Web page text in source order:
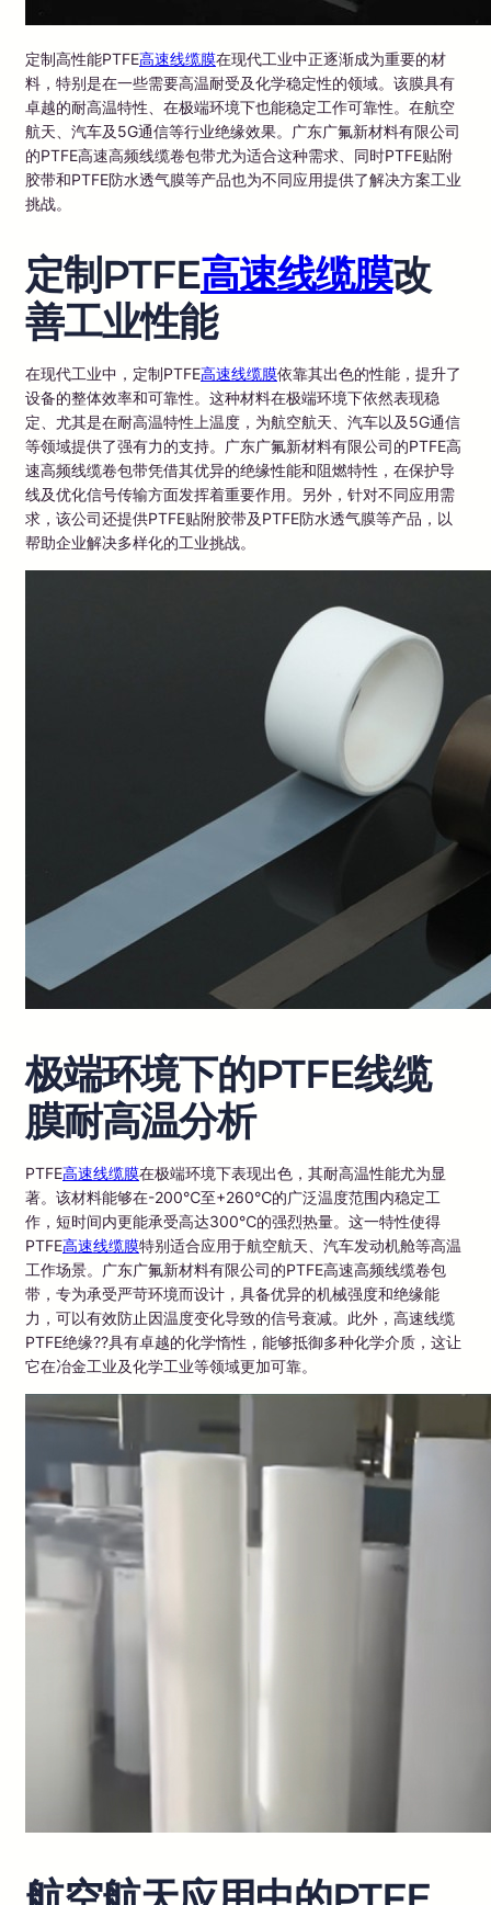
定制高性能PTFE高速线缆膜在现代工业中正逐渐成为重要的材
料，特别是在一些需要高温耐受及化学稳定性的领域。该膜具有
卓越的耐高温特性、在极端环境下也能稳定工作可靠性。在航空
航天、汽车及5G通信等行业绝缘效果。广东广氟新材料有限公司
的PTFE高速高频线缆卷包带尤为适合这种需求、同时PTFE贴附
胶带和PTFE防水透气膜等产品也为不同应用提供了解决方案工业
挑战。
定制PTFE高速线缆膜改
善工业性能
在现代工业中，定制PTFE高速线缆膜依靠其出色的性能，提升了
设备的整体效率和可靠性。这种材料在极端环境下依然表现稳
定、尤其是在耐高温特性上温度，为航空航天、汽车以及5G通信
等领域提供了强有力的支持。广东广氟新材料有限公司的PTFE高
速高频线缆卷包带凭借其优异的绝缘性能和阻燃特性，在保护导
线及优化信号传输方面发挥着重要作用。另外，针对不同应用需
求，该公司还提供PTFE贴附胶带及PTFE防水透气膜等产品，以
帮助企业解决多样化的工业挑战。
极端环境下的PTFE线缆
膜耐高温分析
PTFE高速线缆膜在极端环境下表现出色，其耐高温性能尤为显
著。该材料能够在-200℃至+260℃的广泛温度范围内稳定工
作，短时间内更能承受高达300℃的强烈热量。这一特性使得
PTFE高速线缆膜特别适合应用于航空航天、汽车发动机舱等高温
工作场景。广东广氟新材料有限公司的PTFE高速高频线缆卷包
带，专为承受严苛环境而设计，具备优异的机械强度和绝缘能
力，可以有效防止因温度变化导致的信号衰减。此外，高速线缆
PTFE绝缘??具有卓越的化学惰性，能够抵御多种化学介质，这让
它在冶金工业及化学工业等领域更加可靠。